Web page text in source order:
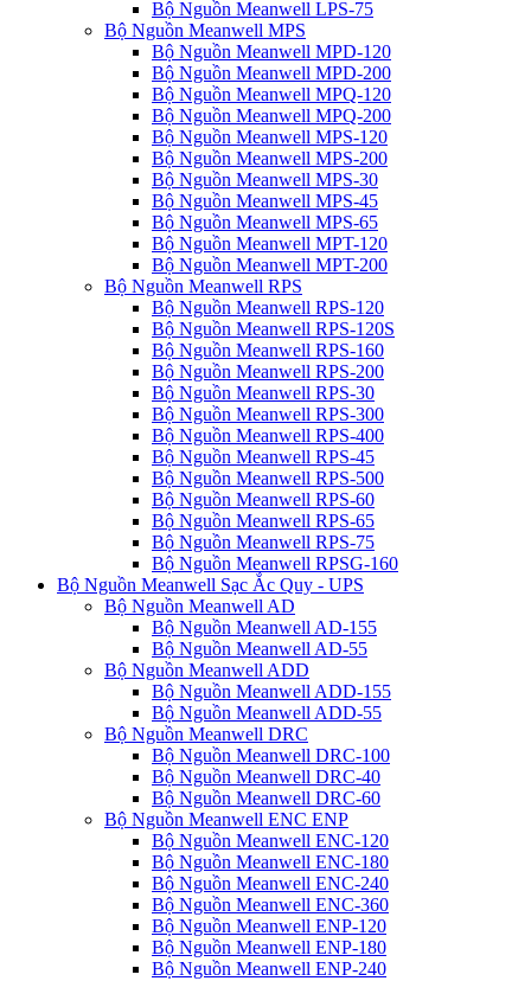
Bộ Nguồn Meanwell LPS-75
Bộ Nguồn Meanwell MPS
Bộ Nguồn Meanwell MPD-120
Bộ Nguồn Meanwell MPD-200
Bộ Nguồn Meanwell MPQ-120
Bộ Nguồn Meanwell MPQ-200
Bộ Nguồn Meanwell MPS-120
Bộ Nguồn Meanwell MPS-200
Bộ Nguồn Meanwell MPS-30
Bộ Nguồn Meanwell MPS-45
Bộ Nguồn Meanwell MPS-65
Bộ Nguồn Meanwell MPT-120
Bộ Nguồn Meanwell MPT-200
Bộ Nguồn Meanwell RPS
Bộ Nguồn Meanwell RPS-120
Bộ Nguồn Meanwell RPS-120S
Bộ Nguồn Meanwell RPS-160
Bộ Nguồn Meanwell RPS-200
Bộ Nguồn Meanwell RPS-30
Bộ Nguồn Meanwell RPS-300
Bộ Nguồn Meanwell RPS-400
Bộ Nguồn Meanwell RPS-45
Bộ Nguồn Meanwell RPS-500
Bộ Nguồn Meanwell RPS-60
Bộ Nguồn Meanwell RPS-65
Bộ Nguồn Meanwell RPS-75
Bộ Nguồn Meanwell RPSG-160
Bộ Nguồn Meanwell Sạc Ắc Quy - UPS
Bộ Nguồn Meanwell AD
Bộ Nguồn Meanwell AD-155
Bộ Nguồn Meanwell AD-55
Bộ Nguồn Meanwell ADD
Bộ Nguồn Meanwell ADD-155
Bộ Nguồn Meanwell ADD-55
Bộ Nguồn Meanwell DRC
Bộ Nguồn Meanwell DRC-100
Bộ Nguồn Meanwell DRC-40
Bộ Nguồn Meanwell DRC-60
Bộ Nguồn Meanwell ENC ENP
Bộ Nguồn Meanwell ENC-120
Bộ Nguồn Meanwell ENC-180
Bộ Nguồn Meanwell ENC-240
Bộ Nguồn Meanwell ENC-360
Bộ Nguồn Meanwell ENP-120
Bộ Nguồn Meanwell ENP-180
Bộ Nguồn Meanwell ENP-240